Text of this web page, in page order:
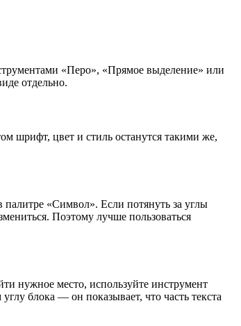
«Перо», «Прямое выделение» или
отдельно.
шрифт, цвет и стиль останутся такими же,
палитре «Символ». Если потянуть за углы
Поэтому лучше пользоваться
нужное место, используйте инструмент
блока — он показывает, что часть текста